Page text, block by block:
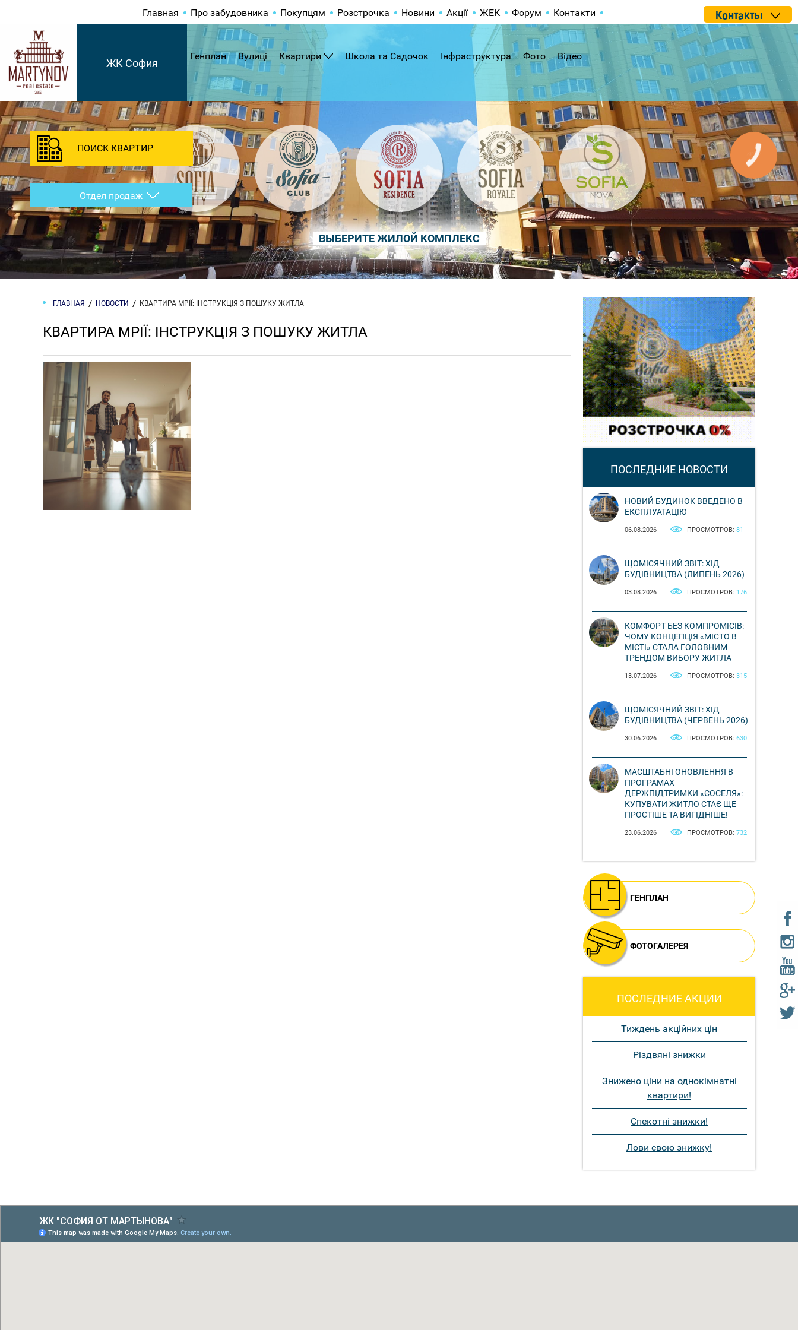
ВЫБЕРИТЕ ЖИЛОЙ КОМПЛЕКС
Главная Про забудовника Покупцям Розстрочка Новини Акції ЖЕК Форум Контакти Контакты
ЖК София
Генплан Вулиці Квартири Школа та Садочок Інфраструктура Фото Відео
ПОИСК КВАРТИР
Отдел продаж
ГЛАВНАЯ НОВОСТИ КВАРТИРА МРІЇ: ІНСТРУКЦІЯ З ПОШУКУ ЖИТЛА
КВАРТИРА МРІЇ: ІНСТРУКЦІЯ З ПОШУКУ ЖИТЛА
ПОСЛЕДНИЕ НОВОСТИ
НОВИЙ БУДИНОК ВВЕДЕНО В
ЕКСПЛУАТАЦІЮ
06.08.2026 ПРОСМОТРОВ: 81
ЩОМІСЯЧНИЙ ЗВІТ: ХІД
БУДІВНИЦТВА (ЛИПЕНЬ 2026)
03.08.2026 ПРОСМОТРОВ: 176
КОМФОРТ БЕЗ КОМПРОМІСІВ:
ЧОМУ КОНЦЕПЦІЯ «МІСТО В
МІСТІ» СТАЛА ГОЛОВНИМ
ТРЕНДОМ ВИБОРУ ЖИТЛА
13.07.2026 ПРОСМОТРОВ: 315
ЩОМІСЯЧНИЙ ЗВІТ: ХІД
БУДІВНИЦТВА (ЧЕРВЕНЬ 2026)
30.06.2026 ПРОСМОТРОВ: 630
МАСШТАБНІ ОНОВЛЕННЯ В
ПРОГРАМАХ
ДЕРЖПІДТРИМКИ «ЄОСЕЛЯ»:
КУПУВАТИ ЖИТЛО СТАЄ ЩЕ
ПРОСТІШЕ ТА ВИГІДНІШЕ!
23.06.2026 ПРОСМОТРОВ: 732
ГЕНПЛАН
ФОТОГАЛЕРЕЯ
ПОСЛЕДНИЕ АКЦИИ
Тиждень акційних цін
Різдвяні знижки
Знижено ціни на однокімнатні
квартири!
Спекотні знижки!
Лови свою знижку!